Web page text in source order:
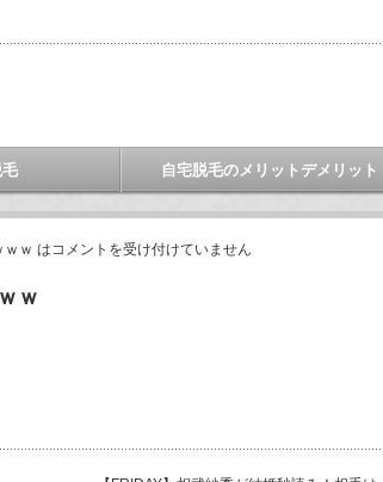
自宅脱毛のメリットデメリット
ｗｗ はコメントを受け付けていません
ｗ